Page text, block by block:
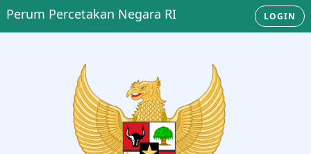
Perum Percetakan Negara RI LOGIN